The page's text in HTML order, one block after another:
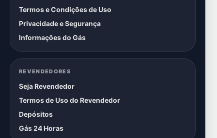
Termos e Condições de Uso
Privacidade e Segurança
Informações do Gás
REVENDEDORES
Seja Revendedor
Termos de Uso do Revendedor
Depósitos
Gás 24 Horas